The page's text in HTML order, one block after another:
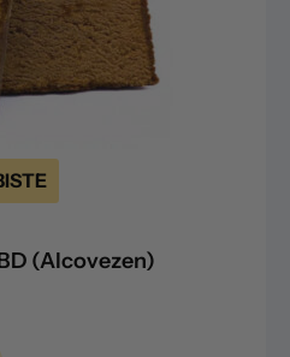
(Alcovezen)